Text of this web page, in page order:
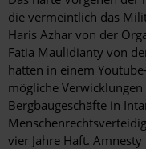
die vermeintlich das
Haris Azhar von der
Fatia Maulidianty von
hatten in einem
mögliche
Bergbaugeschäfte in
vier Jahre Haft. Amnesty